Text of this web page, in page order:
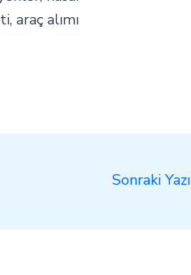
araç alımı
Sonraki Yazı